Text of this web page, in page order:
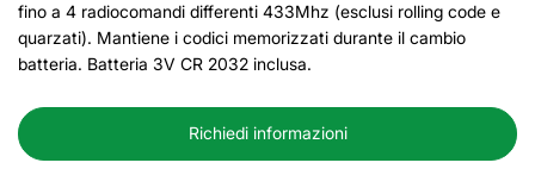
fino a 4 radiocomandi differenti 433Mhz (esclusi rolling code e
quarzati). Mantiene i codici memorizzati durante il cambio
batteria. Batteria 3V CR 2032 inclusa.
Richiedi informazioni